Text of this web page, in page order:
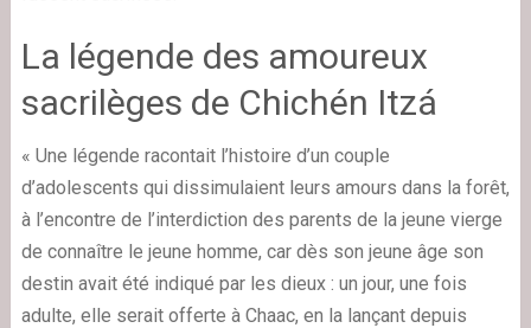
La légende des amoureux
sacrilèges de Chichén Itzá
« Une légende racontait l’histoire d’un couple
d’adolescents qui dissimulaient leurs amours dans la forêt,
à l’encontre de l’interdiction des parents de la jeune vierge
de connaître le jeune homme, car dès son jeune âge son
destin avait été indiqué par les dieux : un jour, une fois
adulte, elle serait offerte à Chaac, en la lançant depuis